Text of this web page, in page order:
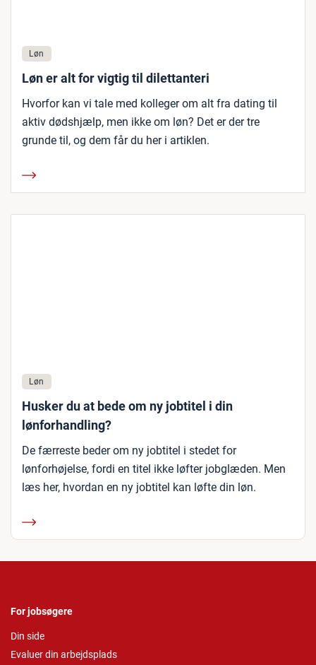
Løn
Løn er alt for vigtig til dilettanteri
Hvorfor kan vi tale med kolleger om alt fra dating til
aktiv dødshjælp, men ikke om løn? Det er der tre
grunde til, og dem får du her i artiklen.
Løn
Husker du at bede om ny jobtitel i din
lønforhandling?
De færreste beder om ny jobtitel i stedet for
lønforhøjelse, fordi en titel ikke løfter jobglæden. Men
læs her, hvordan en ny jobtitel kan løfte din løn.
For jobsøgere
Din side
Evaluer din arbejdsplads